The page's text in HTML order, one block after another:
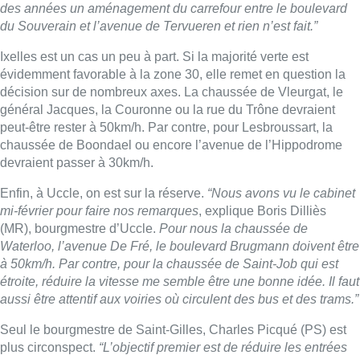
des années un aménagement du carrefour entre le boulevard
du Souverain et l’avenue de Tervueren et rien n’est fait.”
Ixelles est un cas un peu à part. Si la majorité verte est
évidemment favorable à la zone 30, elle remet en question la
décision sur de nombreux axes. La chaussée de Vleurgat, le
général Jacques, la Couronne ou la rue du Trône devraient
peut-être rester à 50km/h. Par contre, pour Lesbroussart, la
chaussée de Boondael ou encore l’avenue de l’Hippodrome
devraient passer à 30km/h.
Enfin, à Uccle, on est sur la réserve. “Nous avons vu le cabinet
mi-février pour faire nos remarques, explique Boris Dilliès
(MR), bourgmestre d’Uccle. Pour nous la chaussée de
Waterloo, l’avenue De Fré, le boulevard Brugmann doivent être
à 50km/h. Par contre, pour la chaussée de Saint-Job qui est
étroite, réduire la vitesse me semble être une bonne idée. Il faut
aussi être attentif aux voiries où circulent des bus et des trams.”
Seul le bourgmestre de Saint-Gilles, Charles Picqué (PS) est
plus circonspect. “L’objectif premier est de réduire les entrées